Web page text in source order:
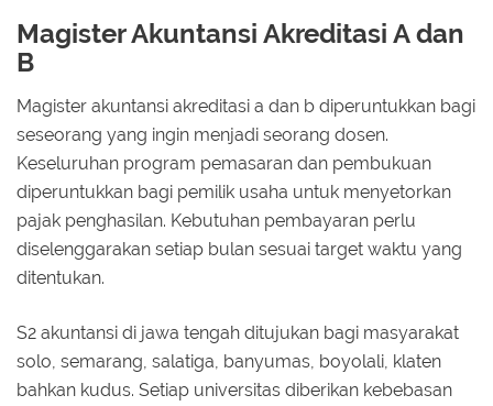
Magister Akuntansi Akreditasi A dan
B
Magister akuntansi akreditasi a dan b diperuntukkan bagi
seseorang yang ingin menjadi seorang dosen.
Keseluruhan program pemasaran dan pembukuan
diperuntukkan bagi pemilik usaha untuk menyetorkan
pajak penghasilan. Kebutuhan pembayaran perlu
diselenggarakan setiap bulan sesuai target waktu yang
ditentukan.
S2 akuntansi di jawa tengah ditujukan bagi masyarakat
solo, semarang, salatiga, banyumas, boyolali, klaten
bahkan kudus. Setiap universitas diberikan kebebasan